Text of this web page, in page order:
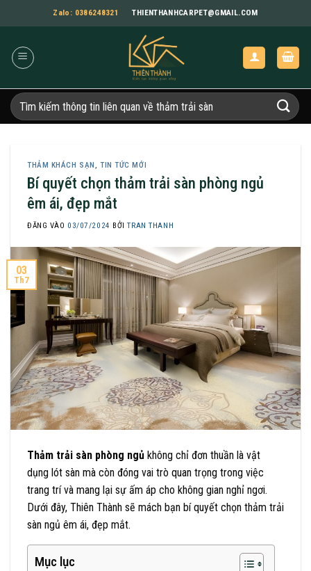
qua
dung
Zalo: 0386248321 THIENTHANHCARPET@GMAIL.COM
Tìm
kiếm:
THẢM KHÁCH SẠN , TIN TỨC MỚI
Bí quyết chọn thảm trải sàn phòng ngủ
êm ái, đẹp mắt
ĐĂNG VÀO 03/07/2024 BỞITRAN THANH
03
Th7
Thảm trải sàn phòng ngủ không chỉ đơn thuần là vật
dụng lót sàn mà còn đóng vai trò quan trọng trong việc
trang trí và mang lại sự ấm áp cho không gian nghỉ ngơi.
Dưới đây, Thiên Thành sẽ mách bạn bí quyết chọn thảm trải
sàn ngủ êm ái, đẹp mắt.
Mục lục